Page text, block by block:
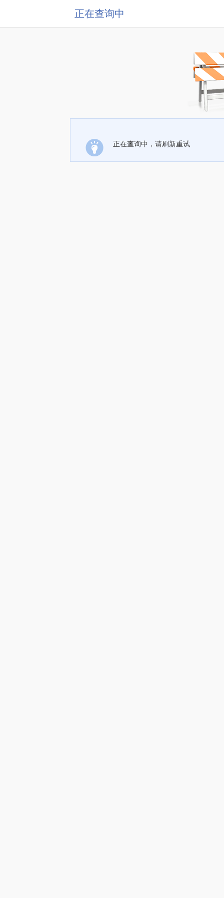
正在查询中
正在查询中，请刷新重试